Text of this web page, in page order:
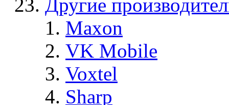
Другие
Maxon
VK Mobile
Voxtel
Sharp